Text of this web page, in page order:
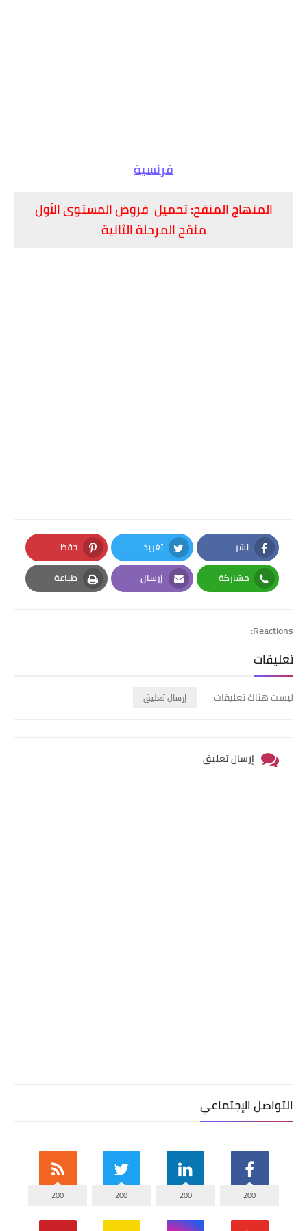
فرنسية
المنهاج المنقح: تحميل فروض المستوى الأول
منقح المرحلة الثانية
نشر
Facebook
تغريد
Twitter
حفظ
Pinterest
مشاركة
Whatsapp
إرسال
Email
طباعة
Print
Reactions:
تعليقات
ليست هناك تعليقات إرسال تعليق
إرسال تعليق
التواصل الإجتماعي
200
200
200
200